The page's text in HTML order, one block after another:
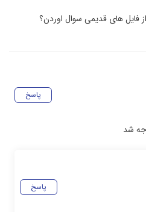
فایل های قدیمی سوال اوردن؟
پاسخ
پاسخ